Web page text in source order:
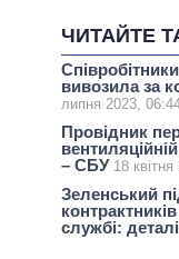
ЧИТАЙТЕ
вивозила за
липня 2023,
Провідник
– СБУ 18
Зеленський
службі: деталі